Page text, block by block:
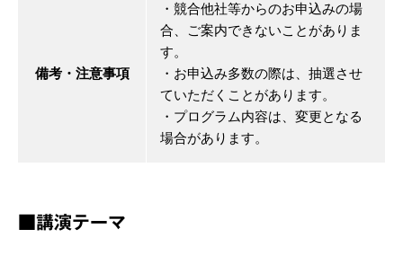
備考・注意事項
・競合他社等からのお申込みの場
合、ご案内できないことがありま
す。
・お申込み多数の際は、抽選させ
ていただくことがあります。
・プログラム内容は、変更となる
場合があります。
■講演テーマ